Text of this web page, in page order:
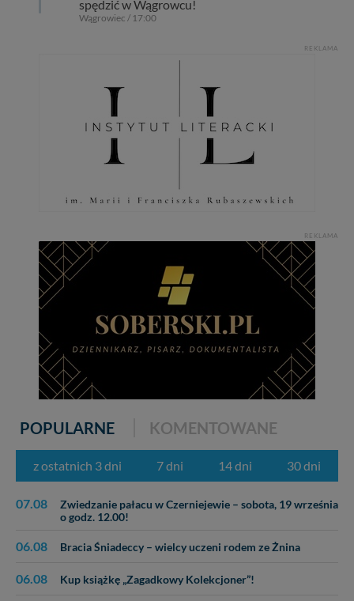
spędzić w Wągrowcu!
Wągrowiec / 17:00
REKLAMA
REKLAMA
POPULARNE KOMENTOWANE
z ostatnich 3 dni 7 dni 14 dni 30 dni
07.08
Zwiedzanie pałacu w Czerniejewie – sobota, 19 września
o godz. 12.00!
06.08 Bracia Śniadeccy – wielcy uczeni rodem ze Żnina
06.08 Kup książkę „Zagadkowy Kolekcjoner”!